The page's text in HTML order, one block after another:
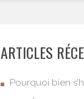
ARTICLES
Pourquoi bien